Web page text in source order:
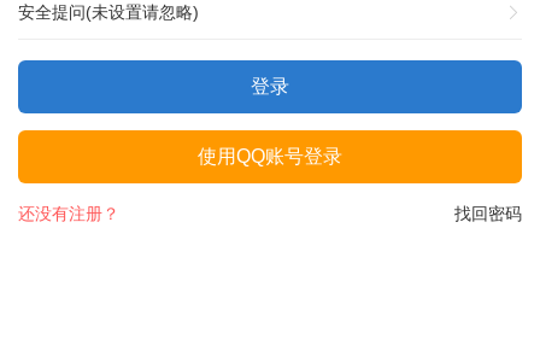
安全提问(未设置请忽略)
登录
使用QQ账号登录
找回密码
还没有注册？